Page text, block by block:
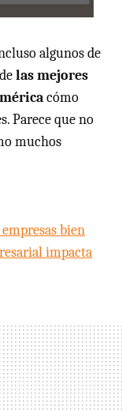
algunos de
las mejores
cómo
Parece que no
muchos
bien
impacta